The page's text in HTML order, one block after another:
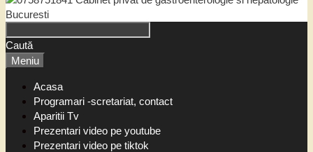
Caută
Meniu
Acasa
Programari -scretariat, contact
Aparitii Tv
Prezentari video pe youtube
Prezentari video pe tiktok